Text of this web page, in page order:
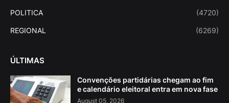
POLITICA (4720)
REGIONAL (6269)
ÚLTIMAS
Convenções partidárias chegam ao fim
e calendário eleitoral entra em nova fase
August 05, 2026